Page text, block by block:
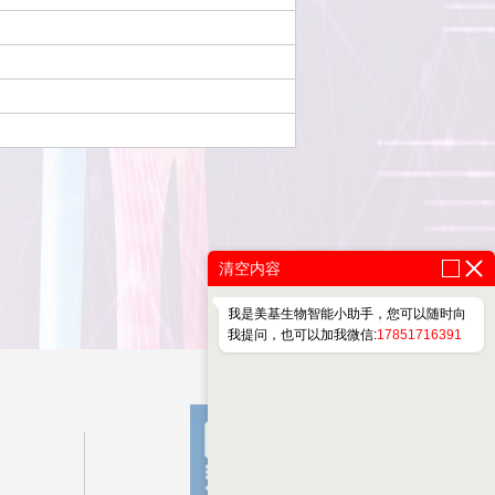
清空内容
我是美基生物智能小助手，您可以随时向
我提问，也可以加我微信:17851716391